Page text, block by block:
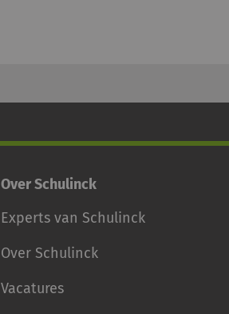
Over Schulinck
Experts van Schulinck
Over Schulinck
Vacatures